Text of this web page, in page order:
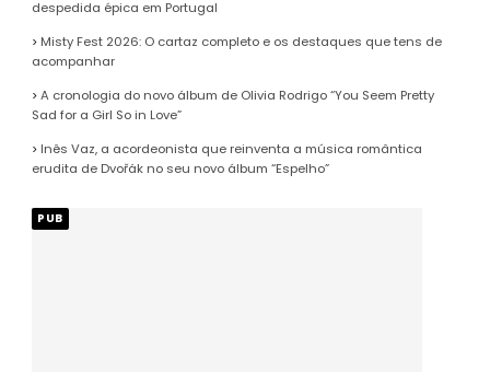
despedida épica em Portugal
Misty Fest 2026: O cartaz completo e os destaques que tens de
acompanhar
A cronologia do novo álbum de Olivia Rodrigo “You Seem Pretty
Sad for a Girl So in Love”
Inês Vaz, a acordeonista que reinventa a música romântica
erudita de Dvořák no seu novo álbum “Espelho”
PUB